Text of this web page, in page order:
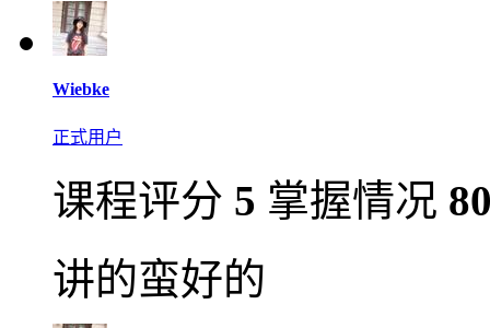
Wiebke
正式用户
课程评分 5 掌握情况
讲的蛮好的